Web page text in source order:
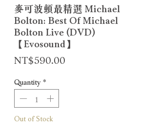
麥可波頓最精選 Michael
Bolton: Best Of Michael
Bolton Live (DVD)
【Evosound】
NT$590.00
Quantity *
Out of Stock